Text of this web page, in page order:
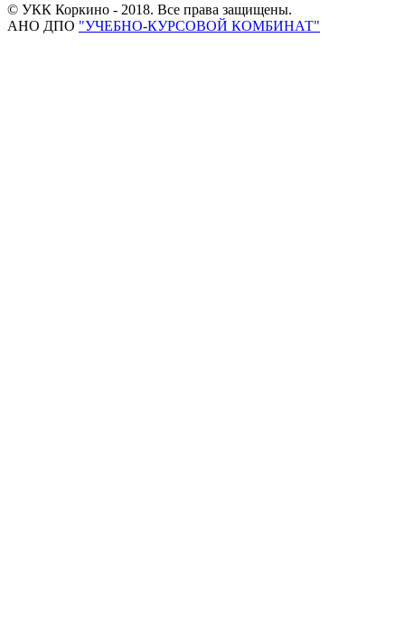
© УКК Коркино - 2018. Все права защищены.
АНО ДПО "УЧЕБНО-КУРСОВОЙ КОМБИНАТ"